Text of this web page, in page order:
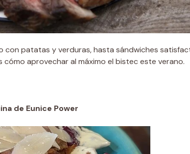
con patatas y verduras, hasta sándwiches
aprovechar al máximo el bistec este verano.
de Eunice Power